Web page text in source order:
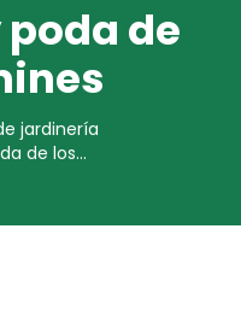
de
jardinería
de los...